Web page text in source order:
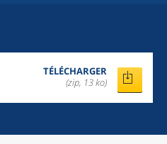
TÉLÉCHARGER
(zip, 13 ko)